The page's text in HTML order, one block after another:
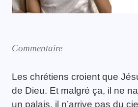
Commentaire
Les chrétiens croient que
de Dieu. Et malgré ça, il ne
un palais, il n’arrive pas du